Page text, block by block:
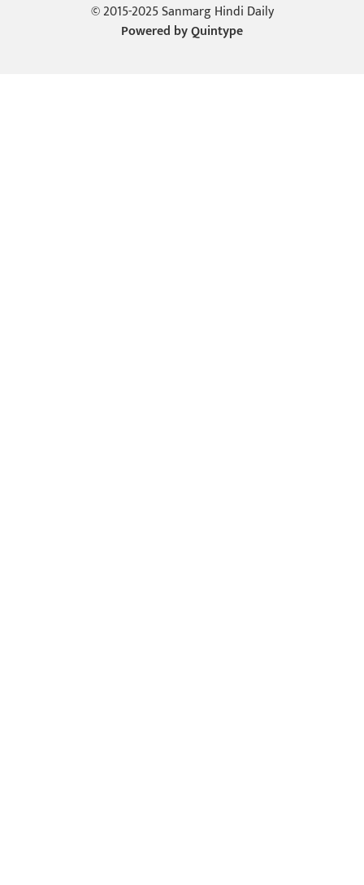
© 2015-2025 Sanmarg Hindi Daily
Powered byQuintype